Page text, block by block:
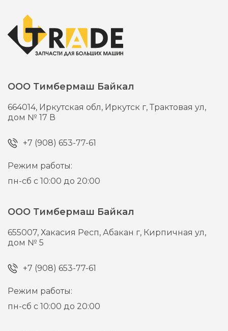
ООО Тимбермаш Байкал
664014, Иркутская обл, Иркутск г,Трактовая ул,
дом № 17 В
+7 (908) 653-77-61
Режим работы:
пн-сб с 10:00 до 20:00
ООО Тимбермаш Байкал
655007,Хакасия Респ, Абакан г, Кирпичная ул,
дом № 5
+7 (908) 653-77-61
Режим работы:
пн-сб с 10:00 до 20:00